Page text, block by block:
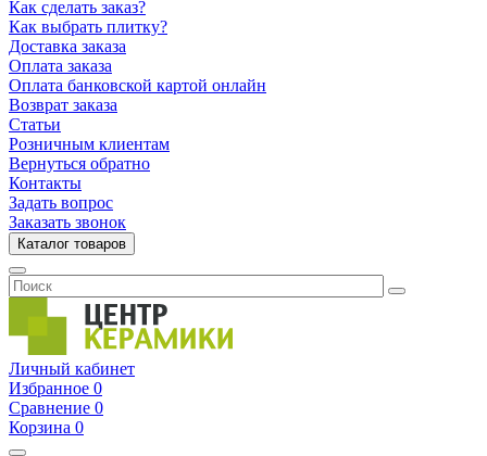
Как сделать заказ?
Как выбрать плитку?
Доставка заказа
Оплата заказа
Оплата банковской картой онлайн
Возврат заказа
Статьи
Розничным клиентам
Вернуться обратно
Контакты
Задать вопрос
Заказать звонок
Каталог товаров
Личный кабинет
Избранное 0
Сравнение 0
Корзина 0